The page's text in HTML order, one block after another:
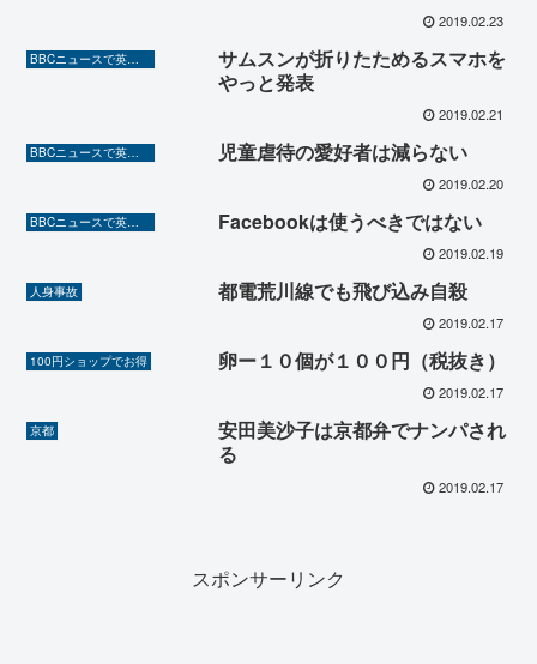
2019.02.23
サムスンが折りたためるスマホを
やっと発表
2019.02.21
児童虐待の愛好者は減らない
2019.02.20
Facebookは使うべきではない
2019.02.19
人身事故 都電荒川線でも飛び込み自殺
2019.02.17
100円ショップでお得 卵ー１０個が１００円（税抜き）
2019.02.17
京都
安田美沙子は京都弁でナンパされ
る
2019.02.17
スポンサーリンク